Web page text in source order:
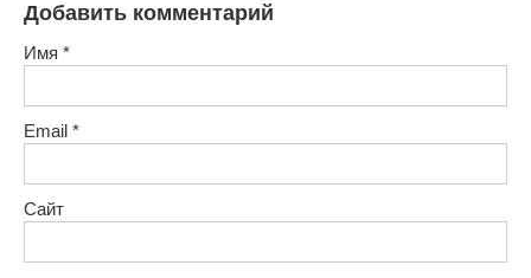
Добавить комментарий
Имя *
Email *
Сайт